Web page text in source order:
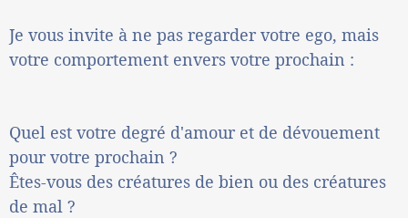
Je vous invite à ne pas regarder votre ego, mais
votre comportement envers votre prochain :
Quel est votre degré d'amour et de dévouement
pour votre prochain ?
Êtes-vous des créatures de bien ou des créatures
de mal ?